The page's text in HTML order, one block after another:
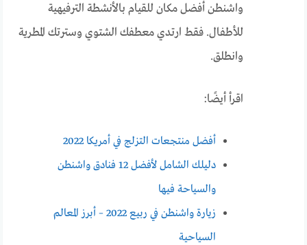
واشنطن أفضل مكان للقيام بالأنشطة الترفيهية
للأطفال. فقط ارتدي معطفك الشتوي وسترتك المطرية
وانطلق.
اقرأ أيضًا:
أفضل منتجعات التزلج في أمريكا 2022
دليلك الشامل لأفضل 12 فنادق واشنطن
والسياحة فيها
زيارة واشنطن في ربيع 2022 – أبرز المعالم
السياحية